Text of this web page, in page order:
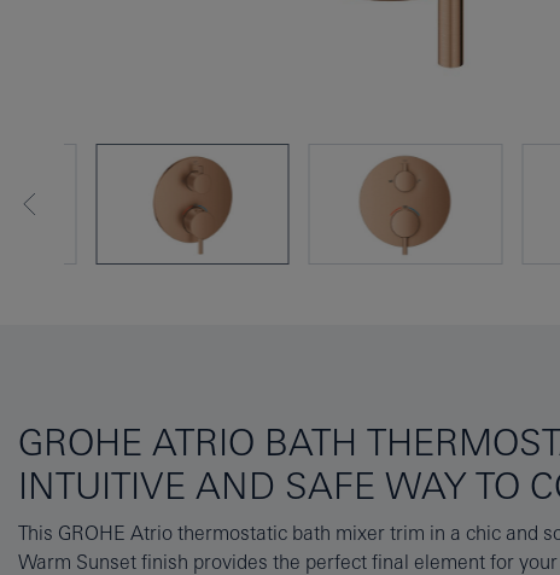
GROHE ATRIO BATH
INTUITIVE AND SAFE WAY TO
This GROHE Atrio thermostatic bath mixer trim in a chic and
Warm Sunset finish provides the perfect final element for
GROHE's thermostatic cartridge ensures a constant
temperature. It’s family-friendly too as the GROHE